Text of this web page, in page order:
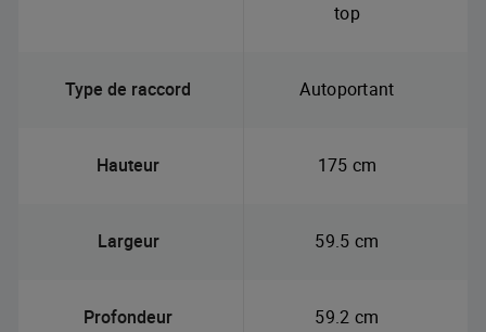
top
Type de raccord Autoportant
Hauteur 175 cm
Largeur 59.5 cm
Profondeur 59.2 cm